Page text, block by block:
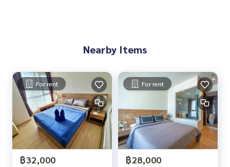
Nearby Items
For rent
฿32,000
For rent
฿28,000